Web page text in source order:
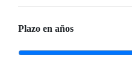
Plazo en años